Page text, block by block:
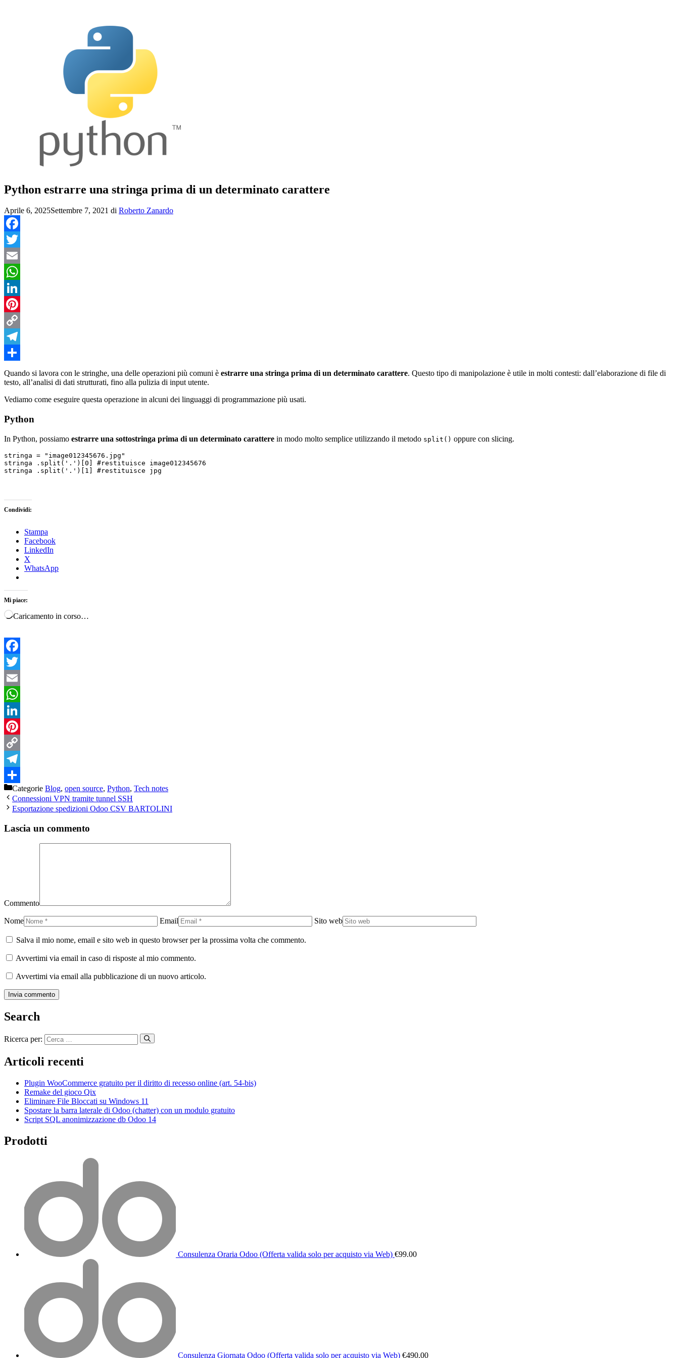
Python estrarre una stringa prima di un determinato carattere
Aprile 6, 2025Settembre 7, 2021 di Roberto Zanardo
Facebook
Twitter
Email
WhatsApp
LinkedIn
Pinterest
Copy
Link
Telegram
Condividi
Quando si lavora con le stringhe, una delle operazioni più comuni è estrarre una stringa prima di un determinato carattere. Questo tipo di manipolazione è utile in molti contesti: dall’elaborazione di file di
testo, all’analisi di dati strutturati, fino alla pulizia di input utente.
Vediamo come eseguire questa operazione in alcuni dei linguaggi di programmazione più usati.
Python
In Python, possiamo estrarre una sottostringa prima di un determinato carattere in modo molto semplice utilizzando il metodo split() oppure con slicing.
stringa = "image012345676.jpg"
stringa .split('.')[0] #restituisce image012345676
stringa .split('.')[1] #restituisce jpg
Condividi:
Stampa
Facebook
LinkedIn
X
WhatsApp
Mi piace:
Caricamento in corso…
Facebook
Twitter
Email
WhatsApp
LinkedIn
Pinterest
Copy
Link
Telegram
Condividi
Categorie Blog, open source, Python, Tech notes
Connessioni VPN tramite tunnel SSH
Esportazione spedizioni Odoo CSV BARTOLINI
Lascia un commento
Commento
Nome Email Sito web
Salva il mio nome, email e sito web in questo browser per la prossima volta che commento.
Avvertimi via email in caso di risposte al mio commento.
Avvertimi via email alla pubblicazione di un nuovo articolo.
Search
Ricerca per:
Articoli recenti
Plugin WooCommerce gratuito per il diritto di recesso online (art. 54-bis)
Remake del gioco Qix
Eliminare File Bloccati su Windows 11
Spostare la barra laterale di Odoo (chatter) con un modulo gratuito
Script SQL anonimizzazione db Odoo 14
Prodotti
Consulenza Oraria Odoo (Offerta valida solo per acquisto via Web) €99.00
Consulenza Giornata Odoo (Offerta valida solo per acquisto via Web) €490.00